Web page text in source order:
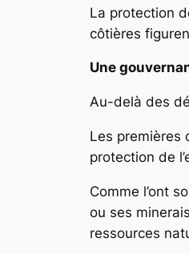
La protection
côtières
Une
Au-delà des
Les premières
protection de
Comme l’ont
ou ses
ressources